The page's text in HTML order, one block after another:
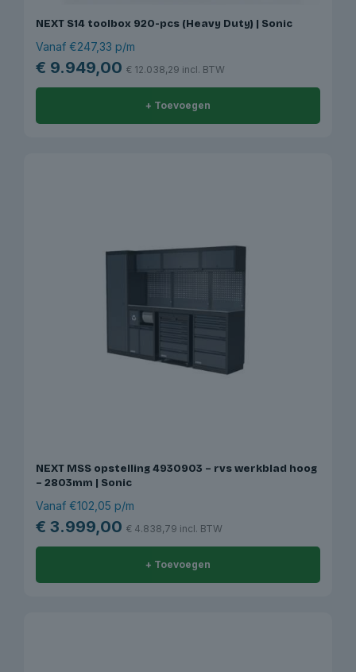
NEXT S14 toolbox 920-pcs (Heavy Duty) | Sonic
Vanaf €247,33 p/m
€ 9.949,00 € 12.038,29 incl. BTW
+ Toevoegen
NEXT MSS opstelling 4930903 – rvs werkblad hoog
– 2803mm | Sonic
Vanaf €102,05 p/m
€ 3.999,00 € 4.838,79 incl. BTW
+ Toevoegen